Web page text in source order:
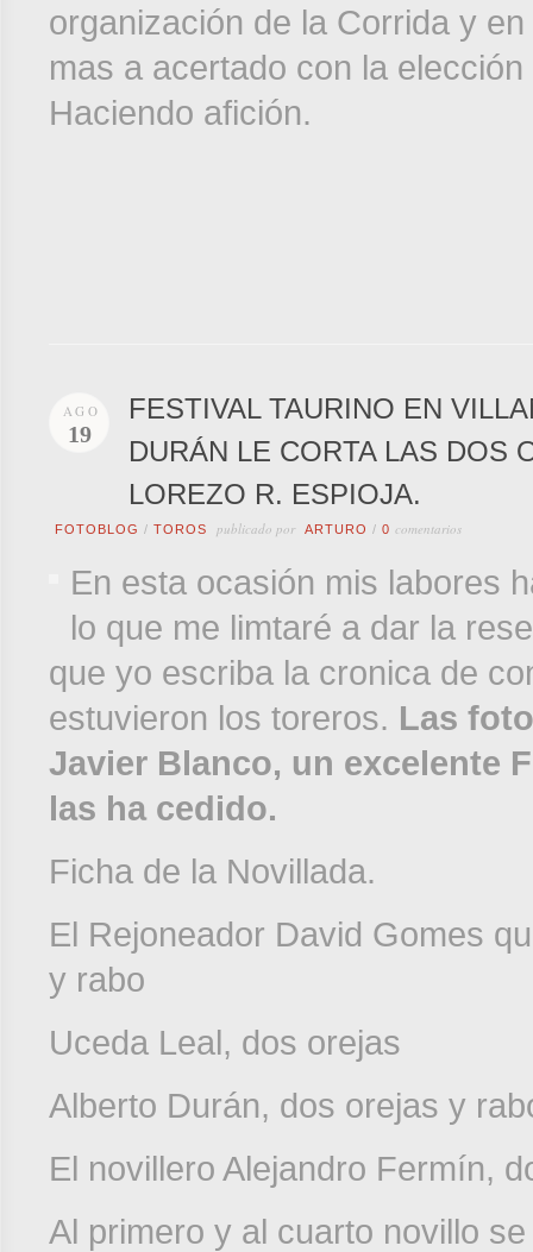
organización de la Corrida y
mas a acertado con la
Haciendo afición.
AGO
19
FESTIVAL TAURINO EN
DURÁN LE CORTA LAS DOS
LOREZO R. ESPIOJA.
FOTOBLOG / TOROS publicado por ARTURO / 0 comentarios
En esta ocasión mis labores
lo que me limtaré a dar la
que yo escriba la cronica de
estuvieron los toreros. Las
Javier Blanco, un excelente
las ha cedido.
Ficha de la Novillada.
El Rejoneador David Gomes
y rabo
Uceda Leal, dos orejas
Alberto Durán, dos orejas y
El novillero Alejandro Fermín,
Al primero y al cuarto novillo